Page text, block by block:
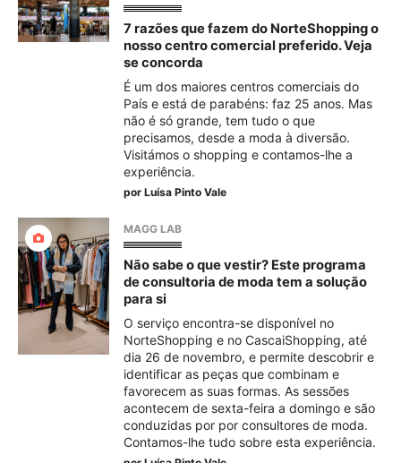
7 razões que fazem do NorteShopping o
nosso centro comercial preferido. Veja
se concorda
É um dos maiores centros comerciais do
País e está de parabéns: faz 25 anos. Mas
não é só grande, tem tudo o que
precisamos, desde a moda à diversão.
Visitámos o shopping e contamos-lhe a
experiência.
por Luísa Pinto Vale
MAGG LAB
Não sabe o que vestir? Este programa
de consultoria de moda tem a solução
para si
O serviço encontra-se disponível no
NorteShopping e no CascaiShopping, até
dia 26 de novembro, e permite descobrir e
identificar as peças que combinam e
favorecem as suas formas. As sessões
acontecem de sexta-feira a domingo e são
conduzidas por por consultores de moda.
Contamos-lhe tudo sobre esta experiência.